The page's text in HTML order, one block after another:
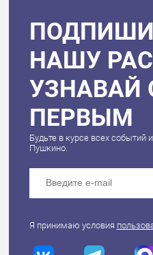
НАШУ
УЗНАВАЙ
ПЕРВЫМ
Будьте в курсе всех событий
Пушкино.
Я принимаю условия